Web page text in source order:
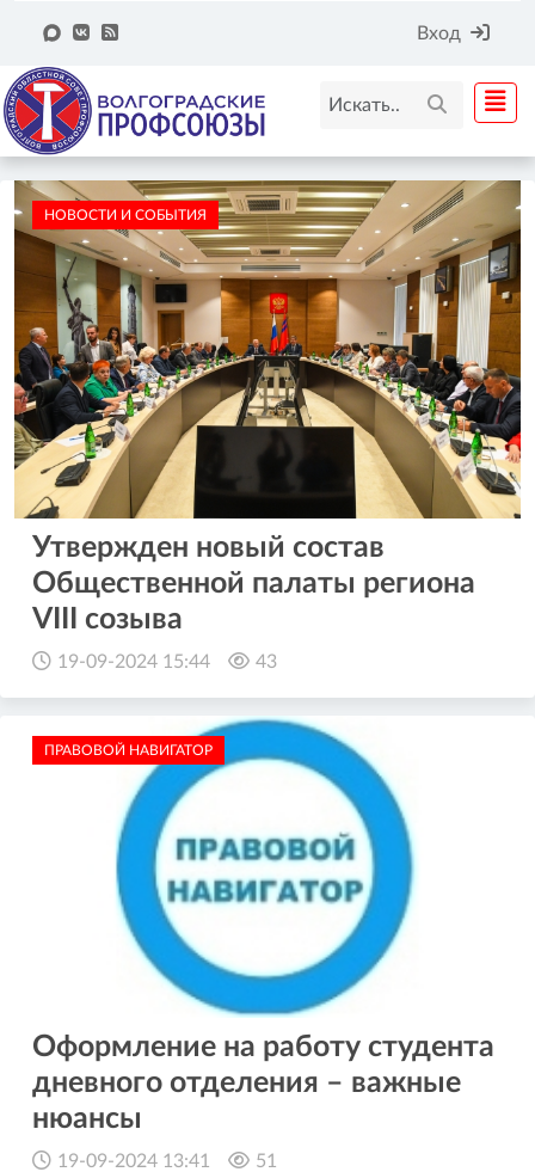
Вход
НОВОСТИ И СОБЫТИЯ
Утвержден новый состав
Общественной палаты региона
VIII созыва
19-09-2024 15:44 43
ПРАВОВОЙ НАВИГАТОР
Оформление на работу студента
дневного отделения – важные
нюансы
19-09-2024 13:41 51